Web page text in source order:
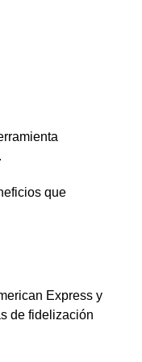
que
Express y
de fidelización